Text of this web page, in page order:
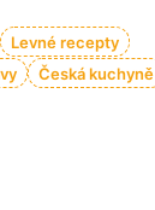
Levné recepty
Česká kuchyně